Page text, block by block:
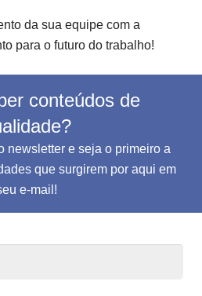
da sua equipe com a
para o futuro do trabalho!
conteúdos de
newsletter e seja o primeiro a
que surgirem por aqui em
e-mail!